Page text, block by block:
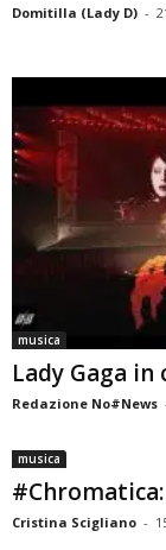
Domitilla (Lady D) -
musica
Lady Gaga
Redazione No#News
musica
Cristina Scigliano -